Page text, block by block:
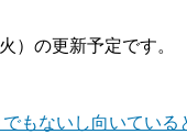
）の更新予定です。
もないし向いている